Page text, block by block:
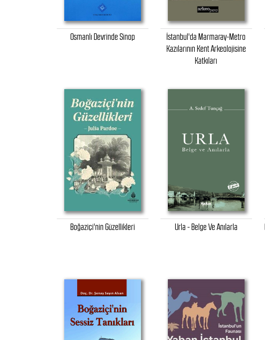
Osmanlı Devrinde Sinop
İstanbul'da Marmaray-Metro
Kazılarının Kent Arkeolojisine
Katkıları
Boğaziçi'nin Güzellikleri Urla - Belge Ve Anılarla